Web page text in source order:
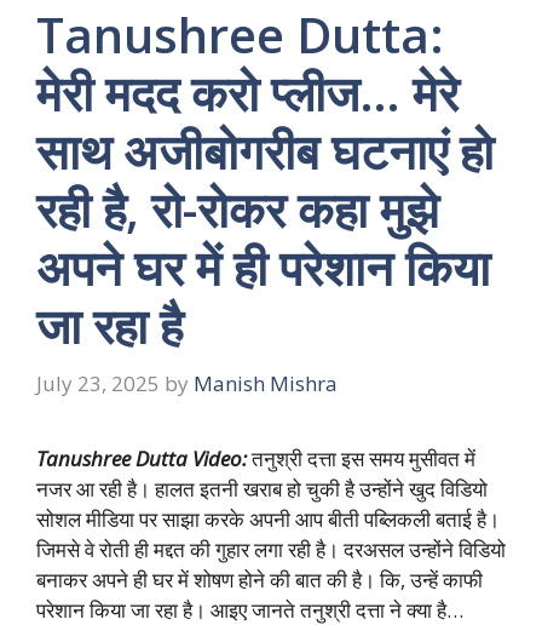
Tanushree Dutta:
मेरी मदद करो प्लीज… मेरे
साथ अजीबोगरीब घटनाएं हो
रही है, रो-रोकर कहा मुझे
अपने घर में ही परेशान किया
जा रहा है
July 23, 2025 by Manish Mishra
Tanushree Dutta Video:तनुश्री दत्ता इस समय मुसीवत में
नजर आ रही है। हालत इतनी खराब हो चुकी है उन्होंने खुद विडियो
सोशल मीडिया पर साझा करके अपनी आप बीती पब्लिकली बताई है।
जिमसे वे रोती ही मद्दत की गुहार लगा रही है। दरअसल उन्होंने विडियो
बनाकर अपने ही घर में शोषण होने की बात की है। कि, उन्हें काफी
परेशान किया जा रहा है। आइए जानते तनुश्री दत्ता ने क्या है…